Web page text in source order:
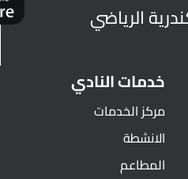
الرياضي
خدمات النادي
مركز الخدمات
الانشطة
المطاعم